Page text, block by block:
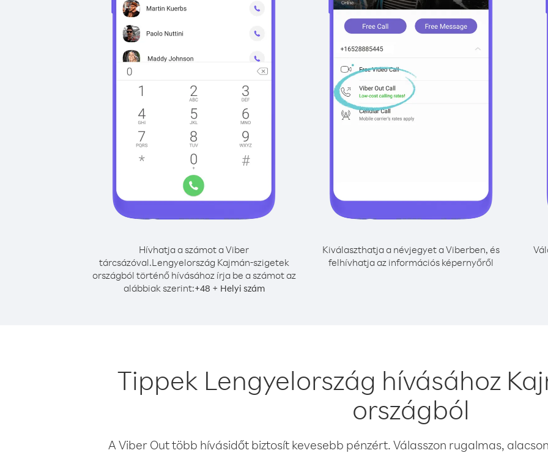
Hívhatja a számot a Viber
tárcsázóval.Lengyelország Kajmán-szigetek
országból történő hívásához írja be a számot az
alábbiak szerint:+48 + Helyi szám
Kiválaszthatja a névjegyet a Viberben, és
felhívhatja az információs képernyőről
Tippek Lengyelország hívásához
országból
A Viber Out több hívásidőt biztosít kevesebb pénzért. Válasszon rugalmas,